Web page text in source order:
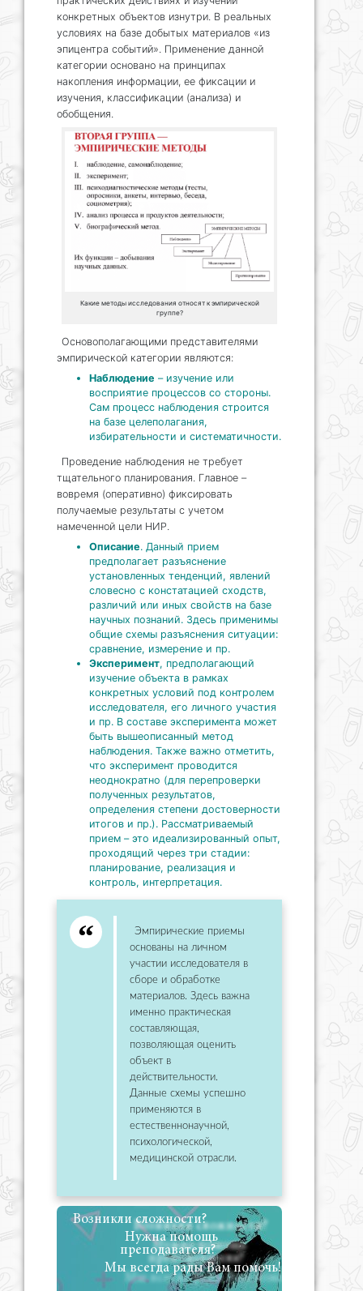
конкретных объектов изнутри. В реальных
условиях на базе добытых материалов «из
эпицентра событий». Применение данной
категории основано на принципах
накопления информации, ее фиксации и
изучения, классификации (анализа) и
обобщения.
Какие методы исследования относят к эмпирической
группе?
Основополагающими представителями
эмпирической категории являются:
Наблюдение – изучение или
восприятие процессов со стороны.
Сам процесс наблюдения строится
на базе целеполагания,
избирательности и систематичности.
Проведение наблюдения не требует
тщательного планирования. Главное –
вовремя (оперативно) фиксировать
получаемые результаты с учетом
намеченной цели НИР.
Описание. Данный прием
предполагает разъяснение
установленных тенденций, явлений
словесно с констатацией сходств,
различий или иных свойств на базе
научных познаний. Здесь применимы
общие схемы разъяснения ситуации:
сравнение, измерение и пр.
Эксперимент, предполагающий
изучение объекта в рамках
конкретных условий под контролем
исследователя, его личного участия
и пр. В составе эксперимента может
быть вышеописанный метод
наблюдения. Также важно отметить,
что эксперимент проводится
неоднократно (для перепроверки
полученных результатов,
определения степени достоверности
итогов и пр.). Рассматриваемый
прием – это идеализированный опыт,
проходящий через три стадии:
планирование, реализация и
контроль, интерпретация.
Эмпирические приемы
основаны на личном
участии исследователя в
сборе и обработке
материалов. Здесь важна
именно практическая
составляющая,
позволяющая оценить
объект в
действительности.
Данные схемы успешно
применяются в
естественнонаучной,
психологической,
медицинской отрасли.
Возникли сложности?
Нужна помощь
преподавателя?
Мы всегда рады Вам помочь!